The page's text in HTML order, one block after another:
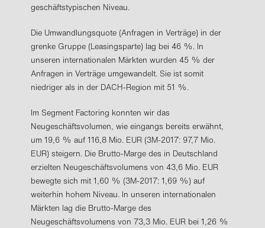
geschäftstypischen Niveau.
Die Umwandlungsquote (Anfragen in Verträge) in der
grenke Gruppe (Leasingsparte) lag bei 46 %. In
unseren internationalen Märkten wurden 45 % der
Anfragen in Verträge umgewandelt. Sie ist somit
niedriger als in der DACH-Region mit 51 %.
Im Segment Factoring konnten wir das
Neugeschäftsvolumen, wie eingangs bereits erwähnt,
um 19,6 % auf 116,8 Mio. EUR (3M-2017: 97,7 Mio.
EUR) steigern. Die Brutto-Marge des in Deutschland
erzielten Neugeschäftsvolumens von 43,6 Mio. EUR
bewegte sich mit 1,60 % (3M-2017: 1,69 %) auf
weiterhin hohem Niveau. In unseren internationalen
Märkten lag die Brutto-Marge des
Neugeschäftsvolumens von 73,3 Mio. EUR bei 1,26 %